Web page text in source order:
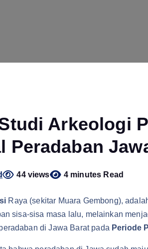
Arkeologi
44 views 4 minutes Read
Raya (sekitar Muara Gembong),
sisa-sisa masa lalu, melainkan
di Jawa Barat pada Periode